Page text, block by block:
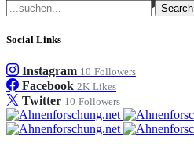
Search
Social Links
Instagram 10 Followers
Facebook 2K Likes
Twitter 10 Followers